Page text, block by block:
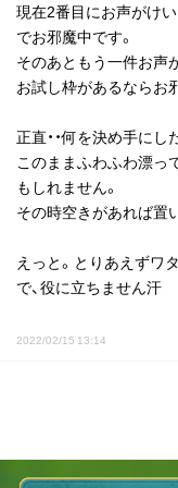
現在2番目にお声がけ
でお邪魔中です。
そのあともう一件お声
お試し枠があるならお
正直・・何を決め手に
このままふわふわ漂っ
もしれません。
その時空きがあれば置
えっと。とりあえずワ
で、役に立ちません汗
2022/02/15 13:14